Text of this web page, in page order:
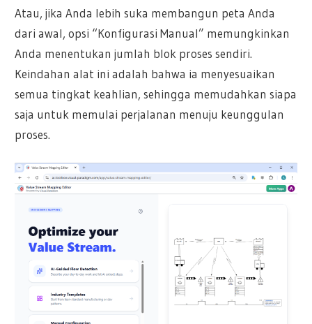
Atau, jika Anda lebih suka membangun peta Anda
dari awal, opsi “Konfigurasi Manual” memungkinkan
Anda menentukan jumlah blok proses sendiri.
Keindahan alat ini adalah bahwa ia menyesuaikan
semua tingkat keahlian, sehingga memudahkan siapa
saja untuk memulai perjalanan menuju keunggulan
proses.